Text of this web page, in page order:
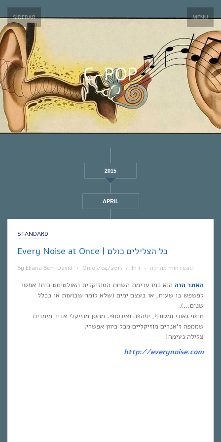
SIDEBAR MENU
C-POP
2015
APRIL
STANDARD
Every Noise at Once | כל הצלילים כולם
By Eliana Ben-David • On 05/04/2015 • In מוזיקה • 1 min read
האתר הזה הוא כמו ערימת השחת המוזיקלית האולטימטיבית! אפשר
לפשפש בו שעות, או בעצם ימים (שלא לומר שבועות או בכלל
שנים…).
מיפוי גאוני ומטורף, יפהפה ואינסופי. מחסן מוזיקלי אדיר מימדים
שממפה ז’אנרים מוזיקליים מכל כיוון אפשרי.
צלילה נעימה!
http://everynoise.com